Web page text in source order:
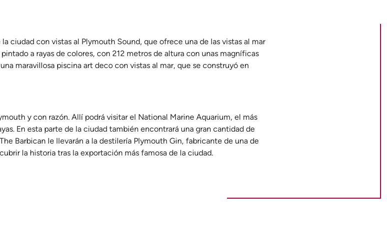
ciudad con vistas al Plymouth Sound, que ofrece una de las vistas al mar
a rayas de colores, con 212 metros de altura con unas magníficas
maravillosa piscina art deco con vistas al mar, que se construyó en
y con razón. Allí podrá visitar el National Marine Aquarium, el más
En esta parte de la ciudad también encontrará una gran cantidad de
Barbican le llevarán a la destilería Plymouth Gin, fabricante de una de
la historia tras la exportación más famosa de la ciudad.